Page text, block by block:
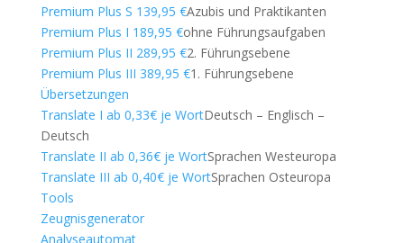
Premium Plus S 139,95 €Azubis und Praktikanten
Premium Plus I 189,95 €ohne Führungsaufgaben
Premium Plus II 289,95 €2. Führungsebene
Premium Plus III 389,95 €1. Führungsebene
Übersetzungen
Translate I ab 0,33€ je WortDeutsch – Englisch –
Deutsch
Translate II ab 0,36€ je WortSprachen Westeuropa
Translate III ab 0,40€ je WortSprachen Osteuropa
Tools
Zeugnisgenerator
Analyseautomat